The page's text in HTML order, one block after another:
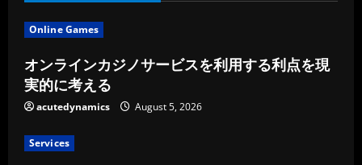
Online Games
オンラインカジノサービスを利用する利点を現
実的に考える
acutedynamics August 5, 2026
Services